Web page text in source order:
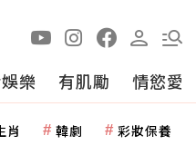
樂 有肌勵 情慾愛
肖 韓劇 彩妝保養